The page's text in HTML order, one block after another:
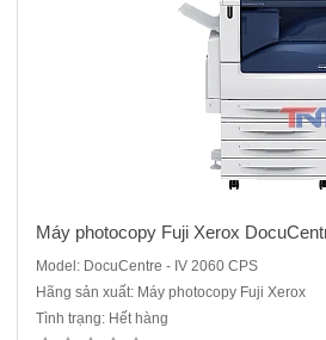
Máy photocopy Fuji Xerox
Model: DocuCentre - IV 2060 CPS
Hãng sản xuất: Máy photocopy Fuji Xerox
Tình trạng: Hết hàng
Máy Photocopy Fuji Xerox DC V 4070
nguyên đai nguyên kiện máy mới